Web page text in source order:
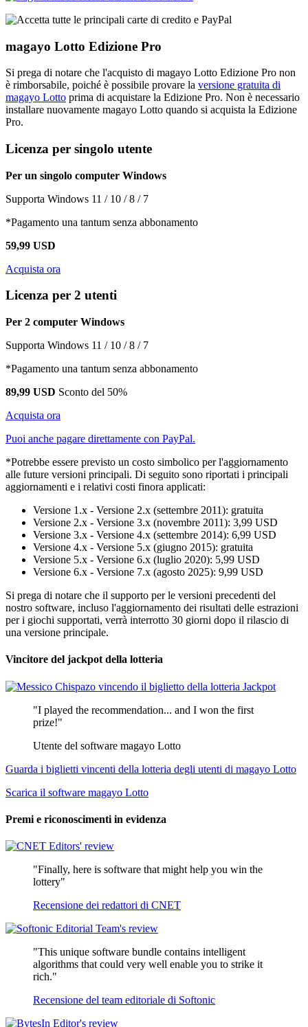
magayo Lotto Edizione Pro
Si prega di notare che l'acquisto di magayo Lotto Edizione Pro non
è rimborsabile, poiché è possibile provare la versione gratuita di
magayo Lotto prima di acquistare la Edizione Pro. Non è necessario
installare nuovamente magayo Lotto quando si acquista la Edizione
Pro.
Licenza per singolo utente
Per un singolo computer Windows
Supporta Windows 11 / 10 / 8 / 7
*Pagamento una tantum senza abbonamento
59,99 USD
Acquista ora
Licenza per 2 utenti
Per 2 computer Windows
Supporta Windows 11 / 10 / 8 / 7
*Pagamento una tantum senza abbonamento
89,99 USD Sconto del 50%
Acquista ora
Puoi anche pagare direttamente con PayPal.
*Potrebbe essere previsto un costo simbolico per l'aggiornamento
alle future versioni principali. Di seguito sono riportati i principali
aggiornamenti e i relativi costi finora applicati:
Versione 1.x - Versione 2.x (settembre 2011): gratuita
Versione 2.x - Versione 3.x (novembre 2011): 3,99 USD
Versione 3.x - Versione 4.x (settembre 2014): 6,99 USD
Versione 4.x - Versione 5.x (giugno 2015): gratuita
Versione 5.x - Versione 6.x (luglio 2020): 5,99 USD
Versione 6.x - Versione 7.x (agosto 2025): 9,99 USD
Si prega di notare che il supporto per le versioni precedenti del
nostro software, incluso l'aggiornamento dei risultati delle estrazioni
per i giochi supportati, verrà interrotto 30 giorni dopo il rilascio di
una versione principale.
Vincitore del jackpot della lotteria
"I played the recommendation... and I won the first
prize!"
Utente del software magayo Lotto
Guarda i biglietti vincenti della lotteria degli utenti di magayo Lotto
Scarica il software magayo Lotto
Premi e riconoscimenti in evidenza
"Finally, here is software that might help you win the
lottery"
Recensione dei redattori di CNET
"This unique software bundle contains intelligent
algorithms that could very well enable you to strike it
rich."
Recensione del team editoriale di Softonic